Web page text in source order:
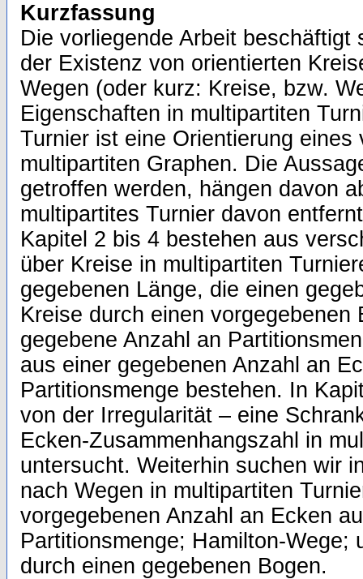
Kurzfassung
Die vorliegende Arbeit beschäftigt
der Existenz von orientierten
Wegen (oder kurz: Kreise, bzw.
Eigenschaften in multipartiten
Turnier ist eine Orientierung eines
multipartiten Graphen. Die
getroffen werden, hängen davon
multipartites Turnier davon
Kapitel 2 bis 4 bestehen aus
über Kreise in multipartiten
gegebenen Länge, die einen
Kreise durch einen vorgegebenen
gegebene Anzahl an
aus einer gegebenen Anzahl an
Partitionsmenge bestehen. In
von der Irregularität – eine
Ecken-Zusammenhangszahl in
untersucht. Weiterhin suchen wir
nach Wegen in multipartiten
vorgegebenen Anzahl an Ecken
Partitionsmenge; Hamilton-Wege;
durch einen gegebenen Bogen.